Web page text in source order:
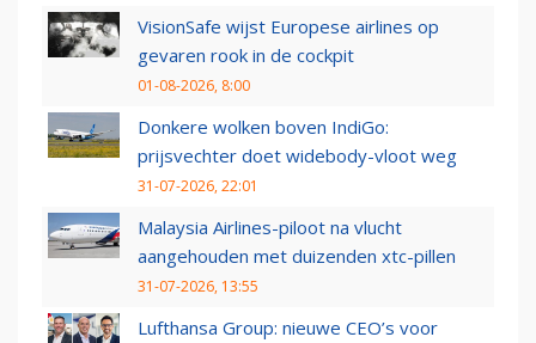
VisionSafe wijst Europese airlines op
gevaren rook in de cockpit
01-08-2026, 8:00
Donkere wolken boven IndiGo:
prijsvechter doet widebody-vloot weg
31-07-2026, 22:01
Malaysia Airlines-piloot na vlucht
aangehouden met duizenden xtc-pillen
31-07-2026, 13:55
Lufthansa Group: nieuwe CEO’s voor